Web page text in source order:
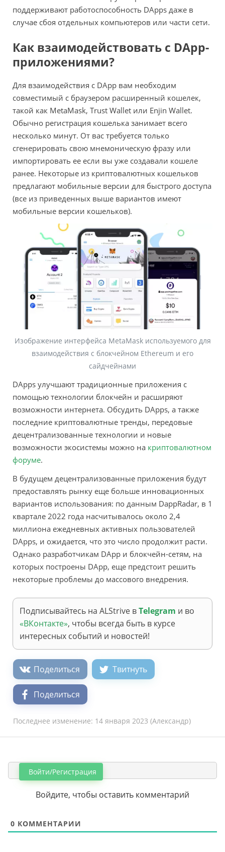
поддерживают работоспособность DApps даже в
случае сбоя отдельных компьютеров или части сети.
Как взаимодействовать с DApp-
приложениями?
Для взаимодействия с DApp вам необходим
совместимый с браузером расширенный кошелек,
такой как MetaMask, Trust Wallet или Enjin Wallet.
Обычно регистрация кошелька занимает всего
несколько минут. От вас требуется только
сгенерировать свою мнемоническую фразу или
импортировать ее если вы уже создавали кошеле
ранее. Некоторые из криптовалютных кошельков
предлагают мобильные версии для быстрого доступа
(все из приведенных выше вариантов имеют
мобильные версии кошельков).
Изображение интерфейса MetaMask используемого для
взаимодействия с блокчейном Ethereum и его
сайдчейнами
DApps улучшают традиционные приложения с
помощью технологии блокчейн и расширяют
возможности интернета. Обсудить DApps, а также
последние криптовалютные тренды, передовые
децентрализованные технологии и новые
возможности экосистемы можно на криптовалютном
форуме.
В будущем децентрализованные приложения будут
предоставлять рынку еще больше инновационных
вариантов использования: по данным DappRadar, в 1
квартале 2022 года насчитывалось около 2,4
миллиона ежедневных активных пользователей
DApps, и ожидается, что это число продолжит расти.
Однако разработчикам DApp и блокчейн-сетям, на
которых построены DApp, еще предстоит решить
некоторые проблемы до массового внедрения.
Подписывайтесь на ALStrive вTelegram и во
«ВКонтакте», чтобы всегда быть в курсе
интересных событий и новостей!
Поделиться Твитнуть
Поделиться
Последнее изменение: 14 января 2023 (Александр)
Войти/Регистрация
Войдите, чтобы оставить комментарий
0 КОММЕНТАРИИ